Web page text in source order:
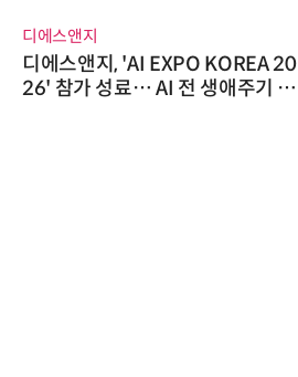
디에스앤지
디에스앤지, 'AI EXPO KOREA 20
26' 참가 성료… AI 전 생애주기 아